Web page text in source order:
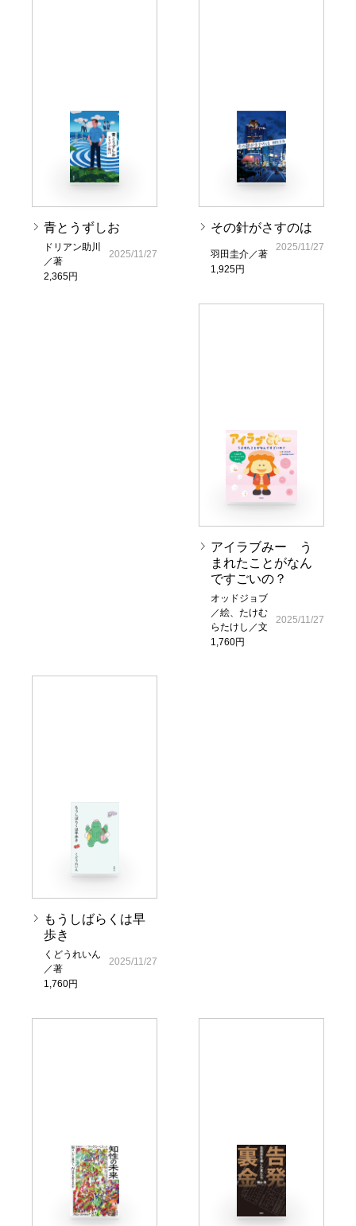
青とうずしお
ドリアン助川
／著
2,365円
2025/11/27
その針がさすのは
羽田圭介／著
1,925円
2025/11/27
アイラブみー う
まれたことがなん
ですごいの？
オッドジョブ
／絵、たけむ
らたけし／文
1,760円
2025/11/27
もうしばらくは早
歩き
くどうれいん
／著
1,760円
2025/11/27